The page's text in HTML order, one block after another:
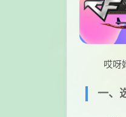
哎呀
一、